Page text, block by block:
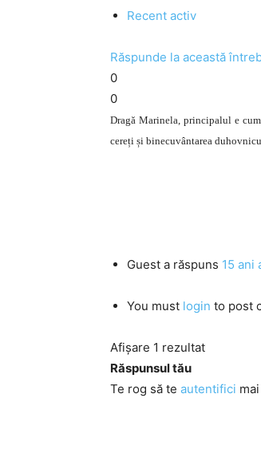
Recent activ
Răspunde la această
0
0
Dragă Marinela, principalul e
cereți și binecuvântarea
Guest a răspuns 15 ani
You must login to post
Afișare 1 rezultat
Răspunsul tău
Te rog să te autentifici